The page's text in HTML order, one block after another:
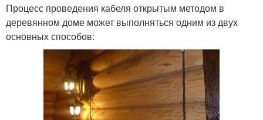
Процесс проведения кабеля открытым методом в
деревянном доме может выполняться одним из двух
основных способов: